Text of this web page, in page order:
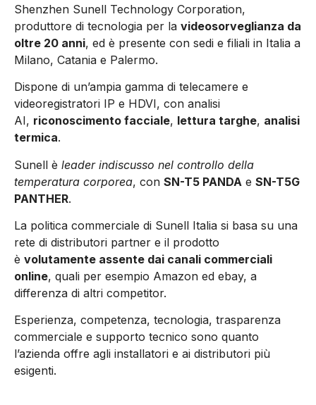
Shenzhen Sunell Technology Corporation,
produttore di tecnologia per la videosorveglianza da
oltre 20 anni, ed è presente con sedi e filiali in Italia a
Milano, Catania e Palermo.
Dispone di un’ampia gamma di telecamere e
videoregistratori IP e HDVI, con analisi
AI, riconoscimento facciale, lettura targhe, analisi
termica.
Sunell è leader indiscusso nel controllo della
temperatura corporea, con SN-T5 PANDA e SN-T5G
PANTHER.
La politica commerciale di Sunell Italia si basa su una
rete di distributori partner e il prodotto
è volutamente assente dai canali commerciali
online, quali per esempio Amazon ed ebay, a
differenza di altri competitor.
Esperienza, competenza, tecnologia, trasparenza
commerciale e supporto tecnico sono quanto
l’azienda offre agli installatori e ai distributori più
esigenti.